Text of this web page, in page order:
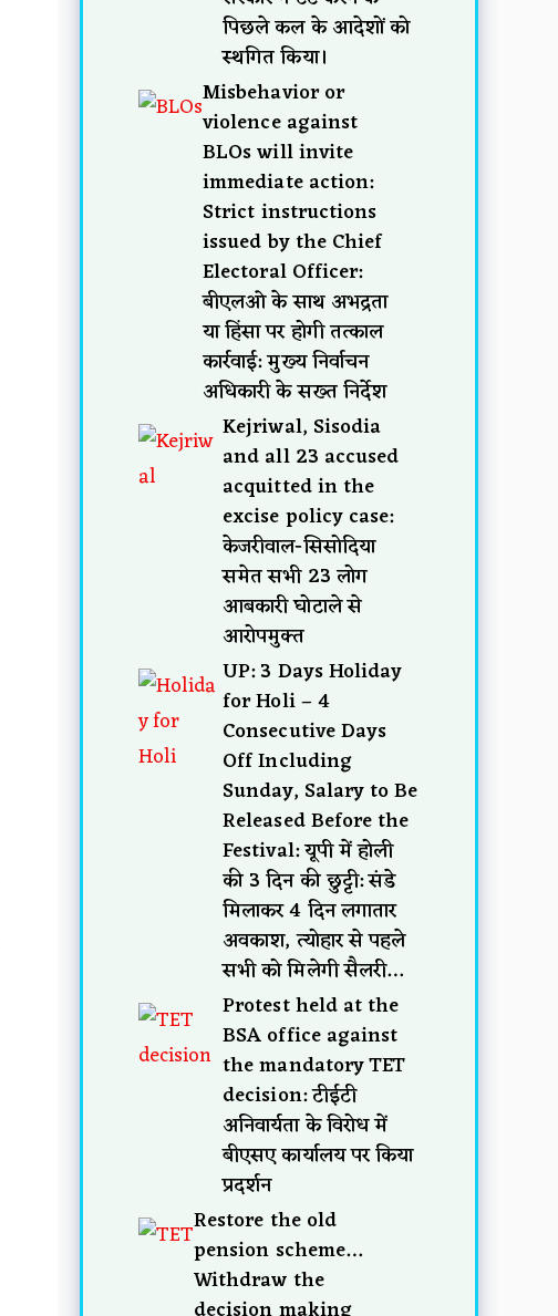
पिछले कल के आदेशों को
स्थगित किया।
Misbehavior or
violence against
BLOs will invite
immediate action:
Strict instructions
issued by the Chief
Electoral Officer:
बीएलओ के साथ अभद्रता
या हिंसा पर होगी तत्काल
कार्रवाई: मुख्य निर्वाचन
अधिकारी के सख्त निर्देश
Kejriwal, Sisodia
and all 23 accused
acquitted in the
excise policy case:
केजरीवाल-सिसोदिया
समेत सभी 23 लोग
आबकारी घोटाले से
आरोपमुक्त
UP: 3 Days Holiday
for Holi – 4
Consecutive Days
Off Including
Sunday, Salary to Be
Released Before the
Festival: यूपी में होली
की 3 दिन की छुट्टी: संडे
मिलाकर 4 दिन लगातार
अवकाश, त्योहार से पहले
सभी को मिलेगी सैलरी…
Protest held at the
BSA office against
the mandatory TET
decision: टीईटी
अनिवार्यता के विरोध में
बीएसए कार्यालय पर किया
प्रदर्शन
Restore the old
pension scheme…
Withdraw the